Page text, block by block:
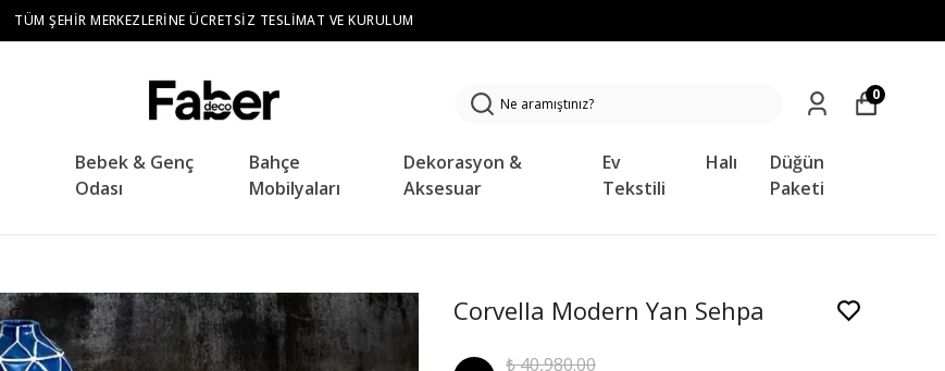
TÜM ŞEHIR MERKEZLERINE ÜCRETSIZ TESLIMAT VE KURULUM
Bebek & Genç
Odası
Bahçe
Mobilyaları
Dekorasyon &
Aksesuar
Ev
Tekstili
Halı
Düğün
Paketi
0
Corvella Modern Yan Sehpa
₺ 40,980.00